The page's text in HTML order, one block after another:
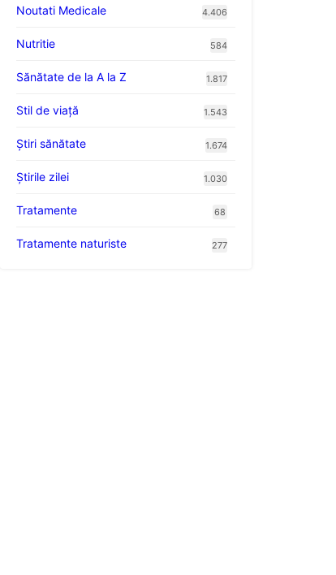
Noutati Medicale 4.406
Nutritie 584
Sănătate de la A la Z 1.817
Stil de viaţă 1.543
Ştiri sănătate 1.674
Știrile zilei 1.030
Tratamente 68
Tratamente naturiste 277